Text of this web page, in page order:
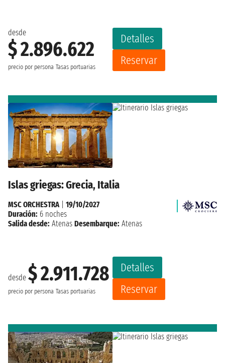
desde
$ 2.896.622
precio por persona Tasas portuarias
Detalles
Reservar
Islas griegas: Grecia, Italia
desde $ 2.911.728
precio por persona Tasas portuarias
Detalles
Reservar
MSC ORCHESTRA| 19/10/2027
Duración: 6 noches
Salida desde: Atenas Desembarque: Atenas